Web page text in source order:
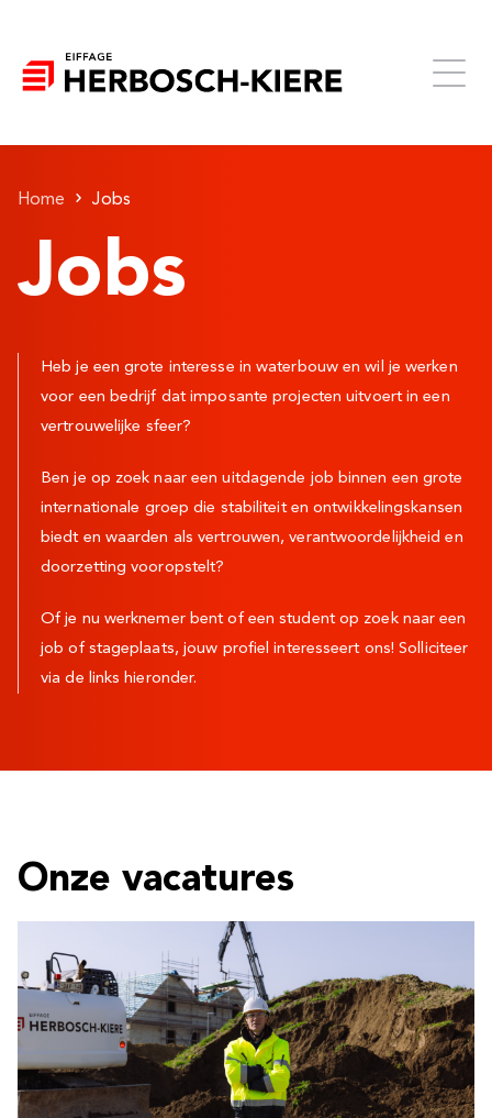
Home Jobs
Jobs
Heb je een grote interesse in waterbouw en wil je werken
voor een bedrijf dat imposante projecten uitvoert in een
vertrouwelijke sfeer?
Ben je op zoek naar een uitdagende job binnen een grote
internationale groep die stabiliteit en ontwikkelingskansen
biedt en waarden als vertrouwen, verantwoordelijkheid en
doorzetting vooropstelt?
Of je nu werknemer bent of een student op zoek naar een
job of stageplaats, jouw profiel interesseert ons! Solliciteer
via de links hieronder.
Onze vacatures